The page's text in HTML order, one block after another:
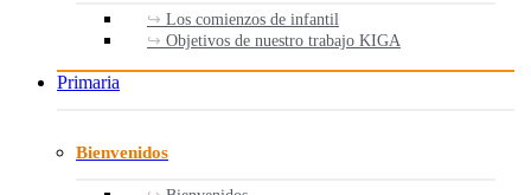
Los comienzos de infantil
Objetivos de nuestro trabajo KIGA
Primaria
Bienvenidos